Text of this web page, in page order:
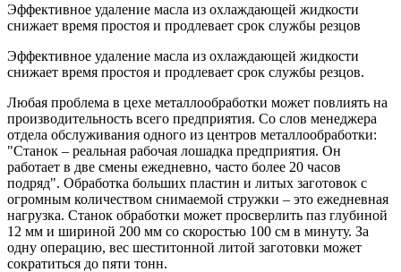
Эффективное удаление масла из охлаждающей жидкости
снижает время простоя и продлевает срок службы резцов
Эффективное удаление масла из охлаждающей жидкости
снижает время простоя и продлевает срок службы резцов.
Любая проблема в цехе металлообработки может повлиять на
производительность всего предприятия. Со слов менеджера
отдела обслуживания одного из центров металлообработки:
"Станок – реальная рабочая лошадка предприятия. Он
работает в две смены ежедневно, часто более 20 часов
подряд". Обработка больших пластин и литых заготовок с
огромным количеством снимаемой стружки – это ежедневная
нагрузка. Станок обработки может просверлить паз глубиной
12 мм и шириной 200 мм со скоростью 100 см в минуту. За
одну операцию, вес шеститонной литой заготовки может
сократиться до пяти тонн.